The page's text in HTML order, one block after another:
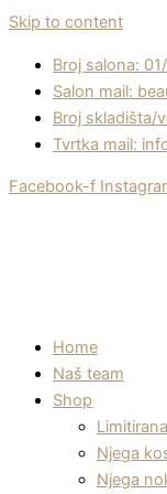
Skip to content
Broj salona:
Salon mail:
Broj skladišta/
Tvrtka mail:
Facebook-f
Home
Naš team
Shop
Njega
Njega